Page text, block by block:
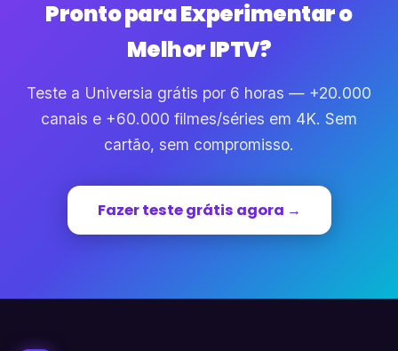
Pronto para Experimentar o
Melhor IPTV?
Teste a Universia grátis por 6 horas — +20.000
canais e +60.000 filmes/séries em 4K. Sem
cartão, sem compromisso.
Fazer teste grátis agora →